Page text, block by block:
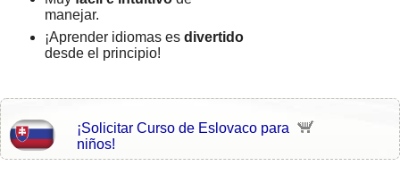
manejar.
¡Aprender idiomas es divertido
desde el principio!
¡Solicitar Curso de Eslovaco para
niños!